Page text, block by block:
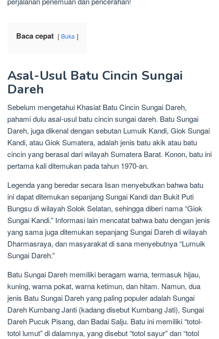
Baca cepat Buka
Asal-Usul Batu Cincin Sungai
Dareh
Sebelum mengetahui Khasiat Batu Cincin Sungai Dareh,
pahami dulu asal-usul batu cincin sungai dareh. Batu Sungai
Dareh, juga dikenal dengan sebutan Lumuik Kandi, Giok Sungai
Kandi, atau Giok Sumatera, adalah jenis batu akik atau batu
cincin yang berasal dari wilayah Sumatera Barat. Konon, batu ini
pertama kali ditemukan pada tahun 1970-an.
Legenda yang beredar secara lisan menyebutkan bahwa batu
ini dapat ditemukan sepanjang Sungai Kandi dan Bukit Puti
Bungsu di wilayah Solok Selatan, sehingga diberi nama “Giok
Sungai Kandi.” Informasi lain mencatat bahwa batu dengan jenis
yang sama juga ditemukan sepanjang Sungai Dareh di wilayah
Dharmasraya, dan masyarakat di sana menyebutnya “Lumuik
Sungai Dareh.”
Batu Sungai Dareh memiliki beragam warna, termasuk hijau,
kuning, warna pokat, warna ketimun, dan hitam. Namun, dua
jenis Batu Sungai Dareh yang paling populer adalah Sungai
Dareh Kumbang Janti (kadang disebut Kumbang Jati), Sungai
Dareh Pucuk Pisang, dan Badai Salju. Batu ini memiliki “totol-
totol lumut” di dalamnya, yang disebut “totol sayur” dan “totol